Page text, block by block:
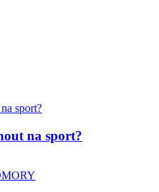
na sport?